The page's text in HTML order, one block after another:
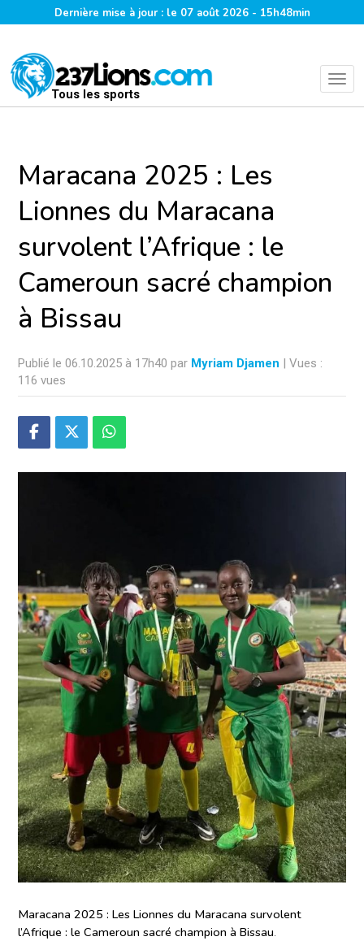
Dernière mise à jour : le 07 août 2026 - 15h48min
Tous les sports
Maracana 2025 : Les
Lionnes du Maracana
survolent l’Afrique : le
Cameroun sacré champion
à Bissau
Publié le 06.10.2025 à 17h40 par Myriam Djamen | Vues :
116 vues
Maracana 2025 : Les Lionnes du Maracana survolent
l’Afrique : le Cameroun sacré champion à Bissau.